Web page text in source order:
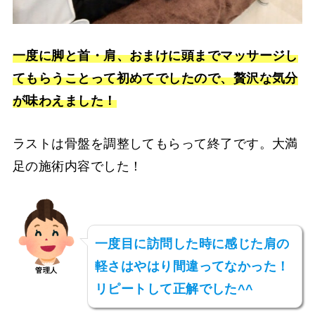
一度に脚と首・肩、おまけに頭までマッサージし
てもらうことって初めてでしたので、贅沢な気分
が味わえました！
ラストは骨盤を調整してもらって終了です。大満
足の施術内容でした！
管理人
一度目に訪問した時に感じた肩の
軽さはやはり間違ってなかった！
リピートして正解でした^^